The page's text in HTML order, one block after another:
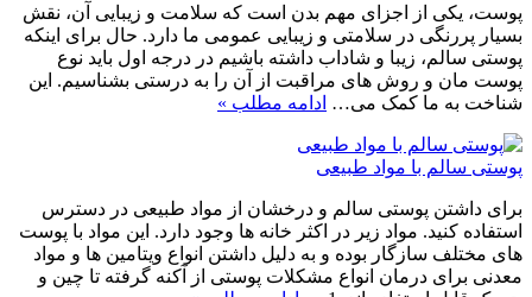
پوست، یکی از اجزای مهم بدن است که سلامت و زیبایی آن، نقش
بسیار پررنگی در سلامتی و زیبایی عمومی ما دارد. حال برای اینکه
پوستی سالم، زیبا و شاداب داشته باشیم در درجه اول باید نوع
پوست مان و روش های مراقبت از آن را به درستی بشناسیم. این
شناخت به ما کمک می… ادامه مطلب »
پوستی سالم با مواد طبیعی
برای داشتن پوستی سالم و درخشان از مواد طبیعی در دسترس
استفاده کنید. مواد زیر در اکثر خانه ها وجود دارد. این مواد با پوست
های مختلف سازگار بوده و به دلیل داشتن انواع ویتامین ها و مواد
معدنی برای درمان انواع مشکلات پوستی از آکنه گرفته تا چین و